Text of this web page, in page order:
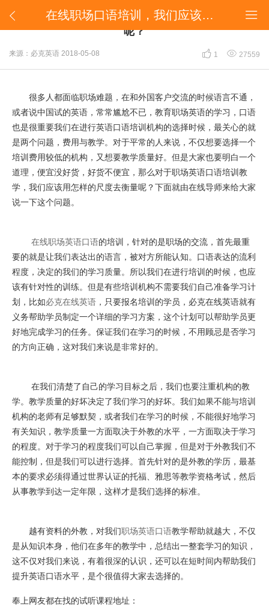
 
在线职场口语培训，我们应该用怎样的尺度去衡量呢？
在线职场口语培训，我们应该用怎样的尺度去衡量
呢？
来源：必克英语 2018-05-08  1  27559
很多人都面临职场难题，在和外国客户交流的时候语言不通，
或者说中国试的英语，常常尴尬不已，教育职场英语的学习，口语
也是很重要我们在进行英语口语培训机构的选择时候，最关心的就
是两个问题，费用与教学。对于平常的人来说，不仅想要选择一个
培训费用较低的机构，又想要教学质量好。但是大家也要明白一个
道理，便宜没好货，好货不便宜，那么对于职场英语口语培训教
学，我们应该用怎样的尺度去衡量呢？下面就由在线导师来给大家
说一下这个问题。
在线职场英语口语的培训，针对的是职场的交流，首先最重
要的就是让我们表达出的语言，被对方所能认知。口语表达的流利
程度，决定的我们的学习质量。所以我们在进行培训的时候，也应
该有针对性的训练。但是有些培训机构不需要我们自己准备学习计
划，比如必克在线英语 ，只要报名培训的学员，必克在线英语就有
义务帮助学员制定一个详细的学习方案，这个计划可以帮助学员更
好地完成学习的任务。保证我们在学习的时候，不用顾忌是否学习
的方向正确，这对我们来说是非常好的。
在我们清楚了自己的学习目标之后，我们也要注重机构的教
学。教学质量的好坏决定了我们学习的好坏。我们如果不能与培训
机构的老师有足够默契，或者我们在学习的时候，不能很好地学习
有关知识，教学质量一方面取决于外教的水平，一方面取决于学习
的程度。对于学习的程度我们可以自己掌握，但是对于外教我们不
能控制，但是我们可以进行选择。首先针对的是外教的学历，最基
本的要求必须得通过世界认证的托福、雅思等教学资格考试，然后
从事教学到达一定年限，这样才是我们选择的标准。
越有资料的外教，对我们职场英语口语教学帮助就越大，不仅
是从知识本身，他们在多年的教学中，总结出一整套学习的知识，
这不仅对我们来说，有着很深的认识，还可以在短时间内帮助我们
提升英语口语水平，是个很值得大家去选择的。
奉上网友都在找的试听课程地址：